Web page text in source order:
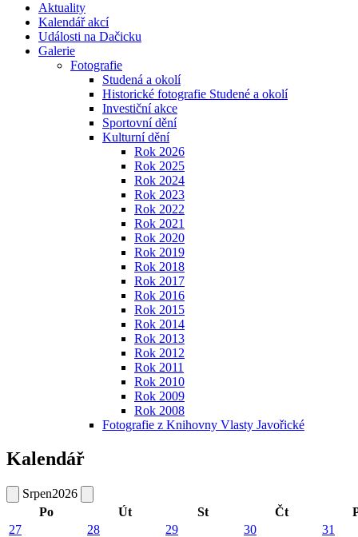
Aktuality
Kalendář akcí
Události na Dačicku
Galerie
Fotografie
Studená a okolí
Historické fotografie Studené a okolí
Investiční akce
Sportovní dění
Kulturní dění
Rok 2026
Rok 2025
Rok 2024
Rok 2023
Rok 2022
Rok 2021
Rok 2020
Rok 2019
Rok 2018
Rok 2017
Rok 2016
Rok 2015
Rok 2014
Rok 2013
Rok 2012
Rok 2011
Rok 2010
Rok 2009
Rok 2008
Fotografie z Knihovny Vlasty Javořické
Kalendář
Srpen2026
Po
Út St Čt
27
28
29
30
31